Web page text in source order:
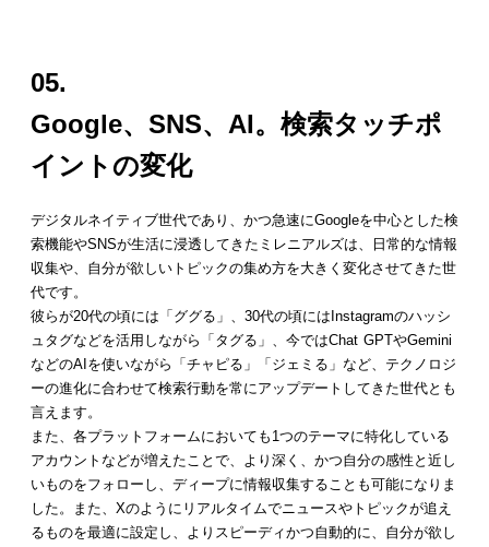
05.
Google、SNS、AI。検索タッチポ
イントの変化
デジタルネイティブ世代であり、かつ急速にGoogleを中心とした検
索機能やSNSが生活に浸透してきたミレニアルズは、日常的な情報
収集や、自分が欲しいトピックの集め方を大きく変化させてきた世
代です。
彼らが20代の頃には「ググる」、30代の頃にはInstagramのハッシ
ュタグなどを活用しながら「タグる」、今ではChat GPTやGemini
などのAIを使いながら「チャピる」「ジェミる」など、テクノロジ
ーの進化に合わせて検索行動を常にアップデートしてきた世代とも
言えます。
また、各プラットフォームにおいても1つのテーマに特化している
アカウントなどが増えたことで、より深く、かつ自分の感性と近し
いものをフォローし、ディープに情報収集することも可能になりま
した。また、Xのようにリアルタイムでニュースやトピックが追え
るものを最適に設定し、よりスピーディかつ自動的に、自分が欲し